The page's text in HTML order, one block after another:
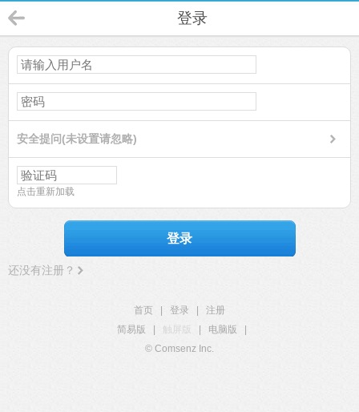
登录
安全提问(未设置请忽略)
点击重新加载
登录
还没有注册？
首页 登录
注册
简易版
触屏版 电脑版
© Comsenz Inc.